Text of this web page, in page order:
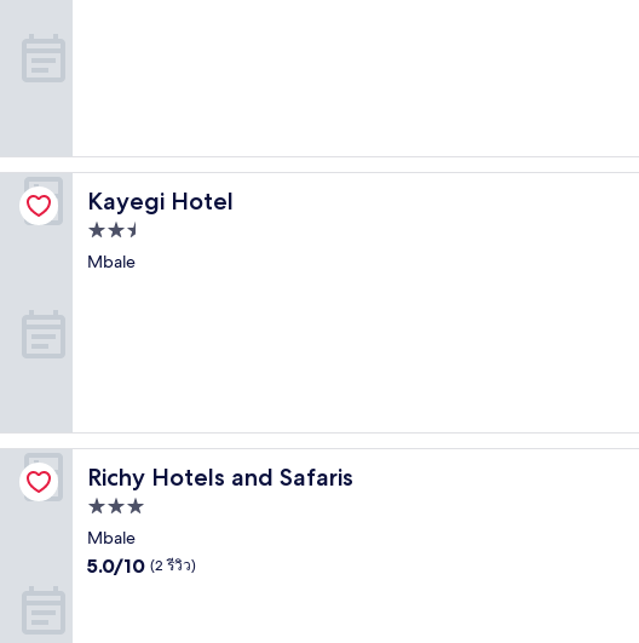
Kayegi Hotel
Kayegi Hotel
ที่พัก
2.5
Mbale
Richy Hotels and Safaris
Richy Hotels and Safaris
ที่พัก
3.0
ดาว
Mbale
5.0
5.0/10 (2 รีวิว)